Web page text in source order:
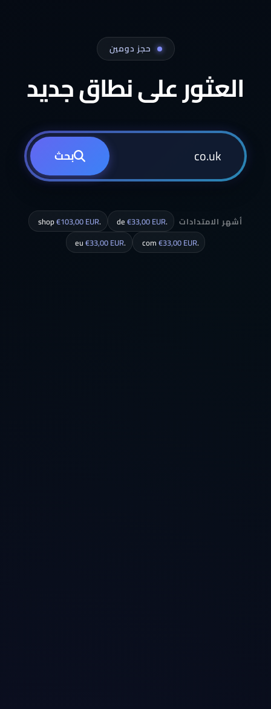
حجز دومين
العثور على نطاق جديد
بحث
أشهر الامتدادات .de
€33,00 EUR
.shop
€103,00 EUR
.com
€33,00 EUR
.eu
€33,00 EUR